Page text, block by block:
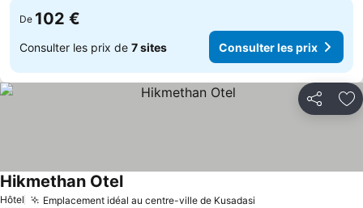
De 102 €
Consulter les prix de 7 sites Consulter les prix
Partager
Hôtel Emplacement idéal au centre-ville de Kusadasi
Hikmethan Otel